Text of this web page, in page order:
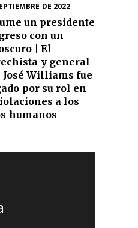
DE 2022
un presidente
con un
| El
y general
Williams fue
por su rol en
a los
humanos